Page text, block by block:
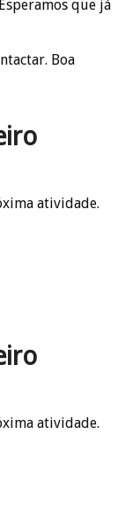
que já
Boa
atividade.
atividade.